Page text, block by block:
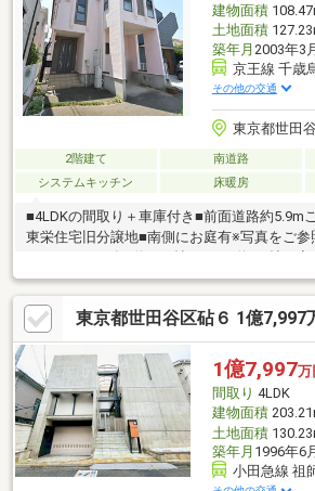
建物面積
土地面積
築年月 2003年3
京王線 千歳
その他の交通
東京都世田
2階建て 南道路
システムキッチン
床暖房
■4LDKの間取り＋車庫付き■前面道路約5.9m
東栄住宅旧分譲地■南側にお庭有※写真をご参
フトスペース有■約19.9帖のLDK■約8.2帖の寝
■LDKに床暖房有
東京都世田谷区砧６ 1億7,997
1億7,997万
間取り 4LDK
建物面積
土地面積
築年月 1996年6
小田急線 祖